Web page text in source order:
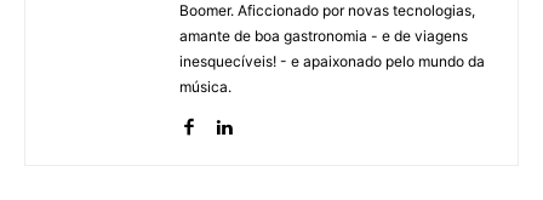
Boomer. Aficcionado por novas tecnologias,
amante de boa gastronomia - e de viagens
inesquecíveis! - e apaixonado pelo mundo da
música.